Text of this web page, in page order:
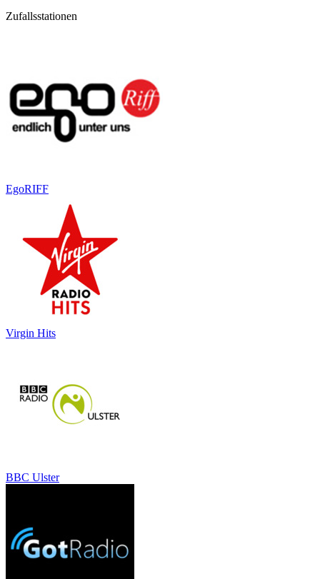
Zufallsstationen
EgoRIFF
Virgin Hits
BBC Ulster